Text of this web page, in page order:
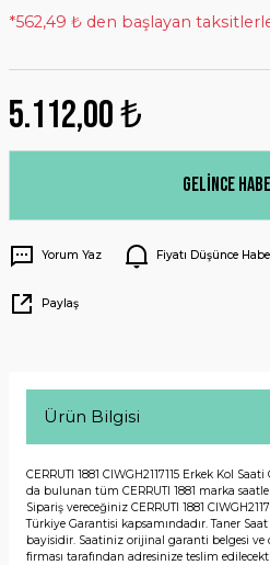
*562,49 ₺ den başlayan
5.112,00 ₺
Gelince
Yorum Yaz Fiyatı Düşünce
Paylaş
Ürün Bilgisi
CERRUTI 1881 CIWGH2117115 Erkek Kol
da bulunan tüm CERRUTI 1881 marka
Sipariş vereceğiniz CERRUTI 1881
Türkiye Garantisi kapsamındadır. Taner
bayisidir. Saatiniz orijinal garanti belgesi
firması tarafından adresinize teslim